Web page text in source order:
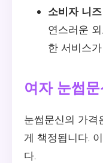
소비자 니
연스러운
한 서비스
여자 눈썹
눈썹문신의 가격
게 책정됩니다.
다.